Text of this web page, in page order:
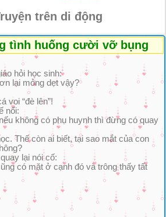
trên di động
tình huống cười vỡ bụng
hỏi học sinh:
lại mỏng dẹt vậy?
voi “đè lên”!
nổi:
không có phụ huynh thì đừng có quay
Thế còn ai biết, tại sao mắt của con
lại nói cố:
có mặt ở cạnh đó và trông thấy tất